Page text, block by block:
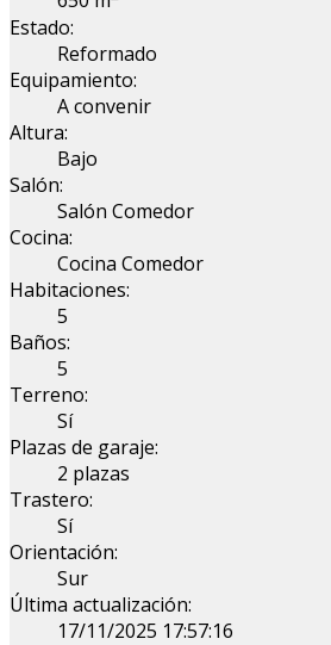
Estado:
Reformado
Equipamiento:
A convenir
Altura:
Bajo
Salón:
Salón Comedor
Cocina:
Cocina Comedor
Habitaciones:
5
Baños:
5
Terreno:
Sí
Plazas de garaje:
2 plazas
Trastero:
Sí
Orientación:
Sur
Última actualización:
17/11/2025 17:57:16